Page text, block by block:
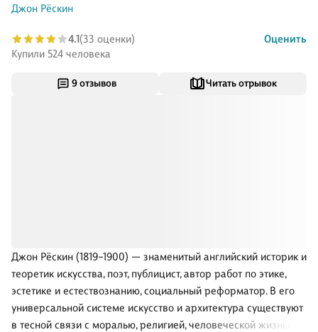
9 отзывов Читать отрывок
Джон Рёскин (1819–1900) — знаменитый английский историк и
теоретик искусства, поэт, публицист, автор работ по этике,
эстетике и естествознанию, социальный реформатор. В его
универсальной системе искусство и архитектура существуют
в тесной связи с моралью, религией, человеческой жизнью и
Джон Рёскин
4.1(33 оценки)
Оценить
Купили 524 человека